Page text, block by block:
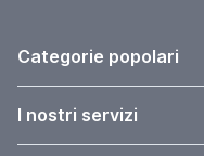
Categorie popolari
I nostri servizi